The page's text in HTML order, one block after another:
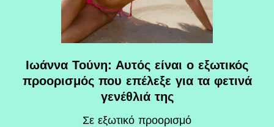
Ιωάννα Τούνη: Αυτός είναι ο εξωτικός
προορισμός που επέλεξε για τα φετινά
γενέθλιά της
Σε εξωτικό προορισμό